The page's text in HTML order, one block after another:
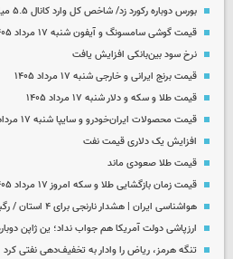
بورس دوباره رکورد زد/ شاخص کل وارد کانال ۵.۵ میلیون واحد شد
قیمت گوشی سامسونگ و آیفون شنبه ۱۷ مرداد ۱۴۰۵
نرخ سود بین‌بانکی افزایش یافت
قیمت برنج ایرانی و خارجی شنبه ۱۷ مرداد ۱۴۰۵
قیمت طلا و سکه و دلار شنبه ۱۷ مرداد ۱۴۰۵
قیمت محصولات ایران‌خودرو و سایپا شنبه ۱۷ مرداد ۱۴۰۵
افزایش یک دلاری قیمت نفت
قیمت طلا صعودی ماند
قیمت زمان بازگشایی طلا و سکه امروز ۱۷ مرداد ۱۴۰۵
هواشناسی ایران | هشدار نارنجی برای ۴ استان / رگبار، سیلاب و رعد و برق در شمال
ارزپاشی دولت آمریکا هم جواب نداد؛ ین ژاپن
تنگه هرمز، ریاض را وادار به تخفیف‌دهی نفتی کرد